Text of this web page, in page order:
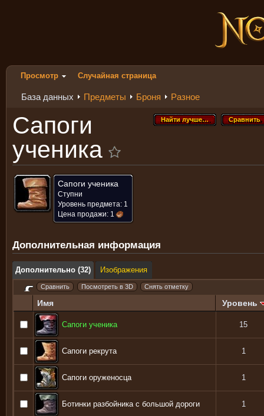
Просмотр Случайная страница
База данных Предметы Броня Разное
Сравнить
Сравнить
Найти лучше…
Найти лучше…
Сапоги
ученика
Сапоги ученика
Ступни
Уровень предмета: 1
Цена продажи: 1
Дополнительная информация
Дополнительно (32) Изображения
Имя Уровень
Сапоги ученика 15
Сапоги рекрута 1
Сапоги оруженосца 1
Ботинки разбойника с большой дороги 1